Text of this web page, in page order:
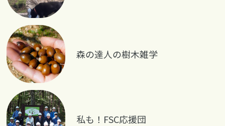
森の達人の樹木雑学
私も！FSC応援団